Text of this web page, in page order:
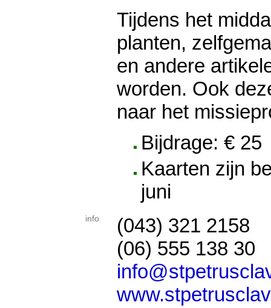
Tijdens het
planten,
en andere
worden. Ook
naar het
Bijdrage: € 25
Kaarten zijn
juni
info
(043) 321 2158
(06) 555 138 30